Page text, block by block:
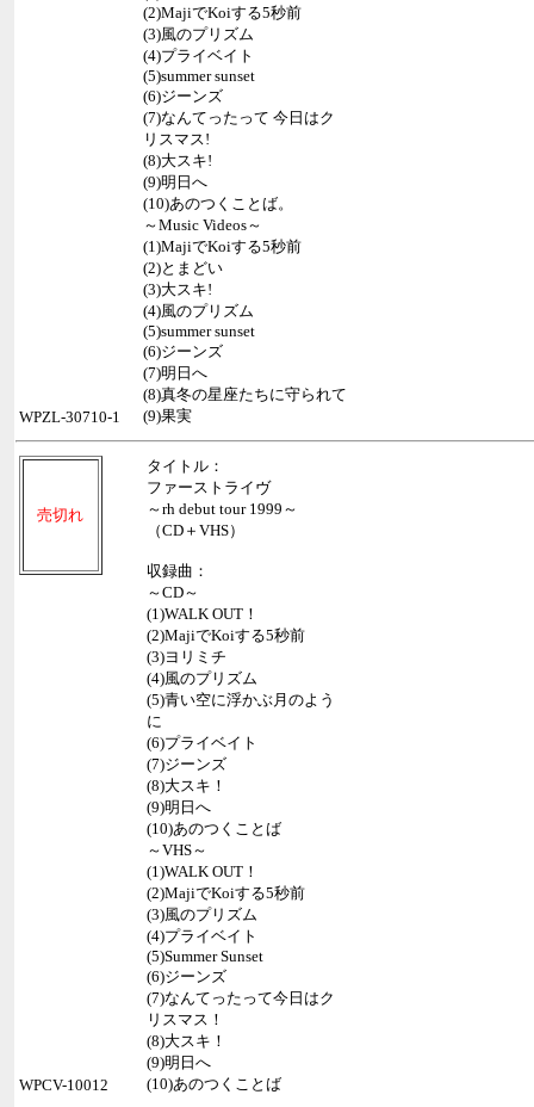
(2)MajiでKoiする5秒前
(3)風のプリズム
(4)プライベイト
(5)summer sunset
(6)ジーンズ
(7)なんてったって 今日はク
リスマス!
(8)大スキ!
(9)明日へ
(10)あのつくことば。
～Music Videos～
(1)MajiでKoiする5秒前
(2)とまどい
(3)大スキ!
(4)風のプリズム
(5)summer sunset
(6)ジーンズ
(7)明日へ
(8)真冬の星座たちに守られて
(9)果実
WPZL-30710-1
売切れ
タイトル：
ファーストライヴ
～rh debut tour 1999～
（CD＋VHS）
収録曲：
～CD～
(1)WALK OUT！
(2)MajiでKoiする5秒前
(3)ヨリミチ
(4)風のプリズム
(5)青い空に浮かぶ月のよう
に
(6)プライベイト
(7)ジーンズ
(8)大スキ！
(9)明日へ
(10)あのつくことば
～VHS～
(1)WALK OUT！
(2)MajiでKoiする5秒前
(3)風のプリズム
(4)プライベイト
(5)Summer Sunset
(6)ジーンズ
(7)なんてったって今日はク
リスマス！
(8)大スキ！
(9)明日へ
(10)あのつくことば
WPCV-10012